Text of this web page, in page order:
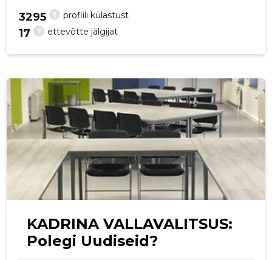
? profiili külastust
3295
? ettevõtte jälgijat
17
KADRINA VALLAVALITSUS:
Polegi Uudiseid?